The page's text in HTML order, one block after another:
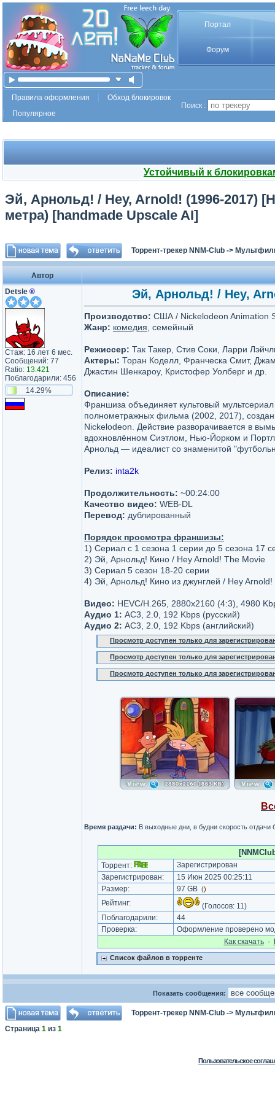
Портал
Форум
Правила оформления
Обход блокировок
Популярное
Поиск :
Устойчивый к
Эй, Арнольд! / Hey, Arnold! (1996-2017)
метра) [handmade Upscale AI]
Торрент-трекер NNM-Club ->
Автор
Detsle ®
Стаж: 16 лет 6 мес.
Сообщений: 77
Ratio: 13.421
Поблагодарили: 456
14.29%
Эй, Арнольд! / Hey,
Производство: США / Nickelodeon Animation
Жанр: комедия , семейный
Режиссер: Так Такер, Стив Соки, Ларри
Актеры: Торан Коделл, Франческа Смит,
Джастин Шенкароу, Кристофер Уолберг и др.
Описание:
Франшиза объединяет культовый
полнометражных фильма (2002, 2017),
Nickelodeon. Действие разворачивается в
вдохновлённом Сиэтлом, Нью-Йорком и
Арнольд — идеалист со знаменитой
Релиз: inta2k
Продолжительность: ~00:24:00
Качество видео: WEB-DL
Перевод: дублированный
Порядок просмотра франшизы:
1) Сериал с 1 сезона 1 серии до 5 сезона 17
2) Эй, Арнольд! Кино / Hey Arnold! The Movie
3) Сериал 5 сезон 18-20 серии
4) Эй, Арнольд! Кино из джунглей / Hey
Видео: HEVC/H.265, 2880x2160 (4:3), 4980
Аудио 1: AC3, 2.0, 192 Kbps (русский)
Аудио 2: AC3, 2.0, 192 Kbps (английский)
Просмотр доступен только для
Просмотр доступен только для
Просмотр доступен только для
Время раздачи: В выходные дни, в будни скорость
Торрент:
Зарегистрирован
Зарегистрирован:
15 Июн 2025 00:25:11
Размер:
97 GB ()
Рейтинг: (Голосов: 11)
Поблагодарили:
44
Проверка:
Оформление проверено
Как cкачать·
Список файлов в торренте
Показать сообщения:
Торрент-трекер NNM-Club ->
Страница 1 из 1
Пользовательское